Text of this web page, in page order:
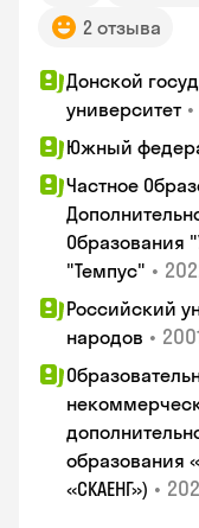
2 отзыва
Донской
университет •
Южный
Частное
Образования
"Темпус" •
Российский
народов •
образования
«СКАЕНГ») •